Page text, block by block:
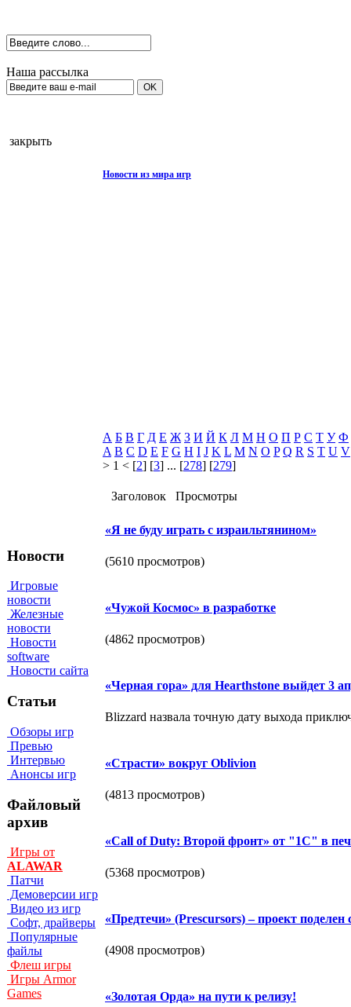
Наша рассылка
закрыть
Новости
Игровые
новости
Железные
новости
Новости
software
Новости сайта
Статьи
Обзоры игр
Превью
Интервью
Анонсы игр
Файловый
архив
Игры от
ALAWAR
Патчи
Демоверсии игр
Видео из игр
Софт, драйверы
Популярные
файлы
Флеш игры
Игры Armor
Games
Новости из мира игр
А Б В Г Д Е Ж З И Й К Л М Н О П Р С Т У Ф
A B C D E F G H I J K L M N O P Q R S T U V
> 1 < [2] [3] ... [278] [279]
Заголовок Просмотры
«Я не буду играть с израильтянином»
(5610 просмотров)
«Чужой Космос» в разработке
(4862 просмотров)
«Черная гора» для Hearthstone выйдет 3
Blizzard назвала точную дату выхода
«Страсти» вокруг Oblivion
(4813 просмотров)
«Сall of Duty: Второй фронт» от "1С" в
(5368 просмотров)
«Предтечи» (Prescursors) – проект поделен
(4908 просмотров)
«Золотая Орда» на пути к релизу!